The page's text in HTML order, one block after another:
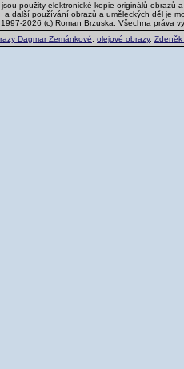
použity elektronické kopie originálů obrazů
a další používání obrazů a uměleckých děl je
2026 (c) Roman Brzuska. Všechna práva
Dagmar Zemánkové olejové obrazy, Zdeněk